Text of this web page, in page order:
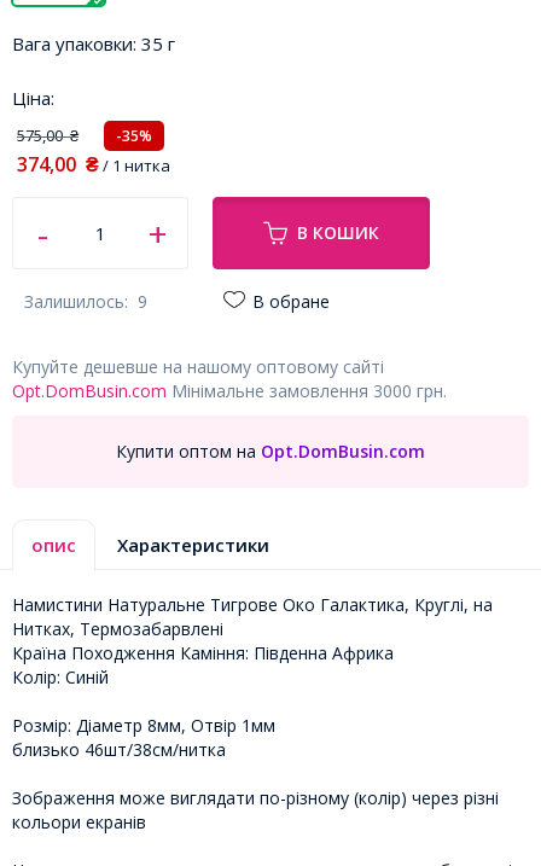
Вага упаковки: 35 г
Ціна:
575,00₴ -35%
374,00 ₴/ 1 нитка
В КОШИК
Залишилось: 9 В обране
Купуйте дешевше на нашому оптовому сайті
Opt.DomBusin.com Мінімальне замовлення 3000 грн.
Купити оптом на Opt.DomBusin.com
опис Характеристики
Намистини Натуральне Тигрове Око Галактика, Круглі, на
Нитках, Термозабарвлені
Країна Походження Каміння: Південна Африка
Колір: Синій
Розмір: Діаметр 8мм, Отвір 1мм
близько 46шт/38см/нитка
Зображення може виглядати по-різному (колір) через різні
кольори екранів